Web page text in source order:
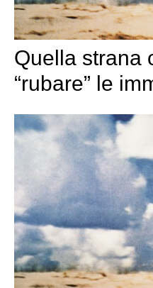
Quella strana
“rubare” le